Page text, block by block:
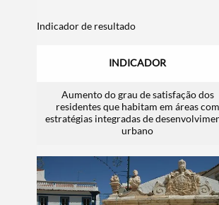
Indicador de resultado
INDICADOR
Aumento do grau de satisfação dos
residentes que habitam em áreas com
estratégias integradas de
urbano